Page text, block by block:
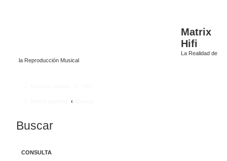
Matrix
Hifi
La Realidad de
la Reproducción Musical
Buscar
CONSULTA